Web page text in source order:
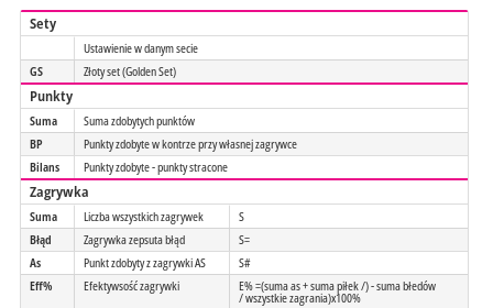
Sety
Ustawienie w danym secie
GS
Złoty set (Golden Set)
Punkty
Suma
Suma zdobytych punktów
BP
Punkty zdobyte w kontrze przy własnej zagrywce
Bilans
Punkty zdobyte - punkty stracone
Zagrywka
Suma Liczba wszystkich zagrywek
S
Błąd
Zagrywka zepsuta błąd
S=
As
Punkt zdobyty z zagrywki AS
S#
Eff%
Efektywsość zagrywki E% =(suma as + suma piłek /) - suma błedów
/ wszystkie zagrania)x100%